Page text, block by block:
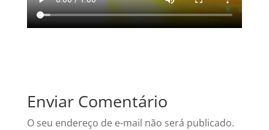
Enviar Comentário
O seu endereço de e-mail não será publicado.